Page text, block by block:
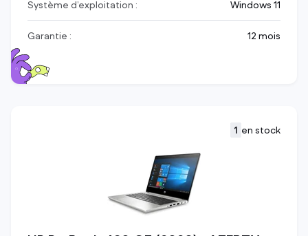
Système d’exploitation : Windows 11
Garantie : 12 mois
1 en stock